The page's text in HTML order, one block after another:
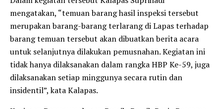
mengatakan, “temuan barang hasil inspeksi tersebut
merupakan barang-barang terlarang di Lapas terhadap
barang temuan tersebut akan dibuatkan berita acara
untuk selanjutnya dilakukan pemusnahan. Kegiatan ini
tidak hanya dilaksanakan dalam rangka HBP Ke-59, juga
dilaksanakan setiap minggunya secara rutin dan
insidentil”, kata Kalapas.